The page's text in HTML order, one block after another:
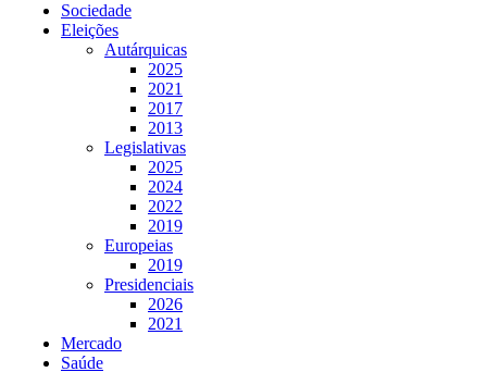
Sociedade
Eleições
Autárquicas
2025
2021
2017
2013
Legislativas
2025
2024
2022
2019
Europeias
2019
Presidenciais
2026
2021
Mercado
Saúde